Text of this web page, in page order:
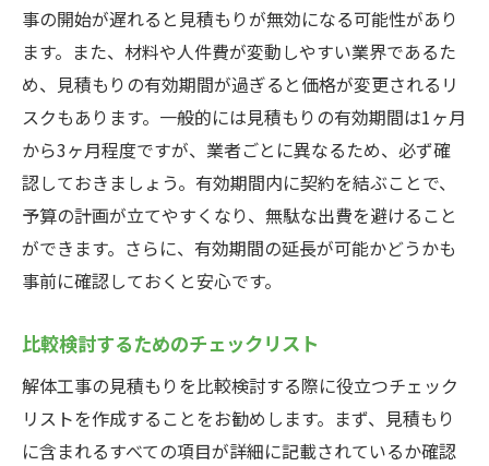
事の開始が遅れると見積もりが無効になる可能性があり
ます。また、材料や人件費が変動しやすい業界であるた
め、見積もりの有効期間が過ぎると価格が変更されるリ
スクもあります。一般的には見積もりの有効期間は1ヶ月
から3ヶ月程度ですが、業者ごとに異なるため、必ず確
認しておきましょう。有効期間内に契約を結ぶことで、
予算の計画が立てやすくなり、無駄な出費を避けること
ができます。さらに、有効期間の延長が可能かどうかも
事前に確認しておくと安心です。
比較検討するためのチェックリスト
解体工事の見積もりを比較検討する際に役立つチェック
リストを作成することをお勧めします。まず、見積もり
に含まれるすべての項目が詳細に記載されているか確認